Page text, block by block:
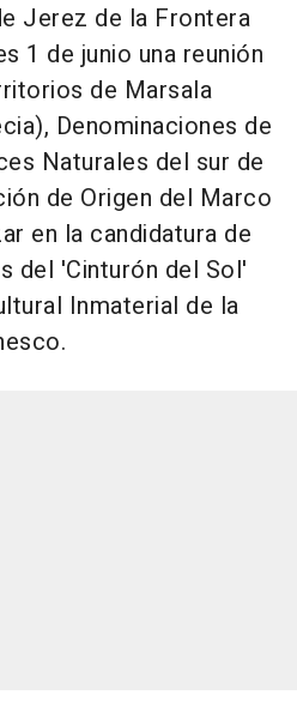
Jerez de la Frontera
1 de junio una reunión
de Marsala
Denominaciones de
Naturales del sur de
de Origen del Marco
en la candidatura de
del 'Cinturón del Sol'
Inmaterial de la